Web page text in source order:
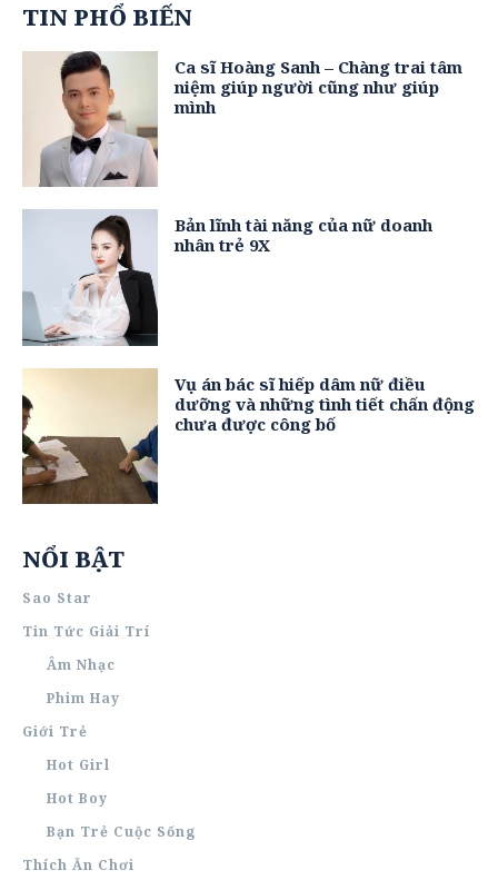
TIN PHỔ BIẾN
Ca sĩ Hoàng Sanh – Chàng trai tâm
niệm giúp người cũng như giúp
mình
Bản lĩnh tài năng của nữ doanh
nhân trẻ 9X
Vụ án bác sĩ hiếp dâm nữ điều
dưỡng và những tình tiết chấn động
chưa được công bố
NỔI BẬT
Sao Star
Tin Tức Giải Trí
Âm Nhạc
Phim Hay
Giới Trẻ
Hot Girl
Hot Boy
Bạn Trẻ Cuộc Sống
Thích Ăn Chơi